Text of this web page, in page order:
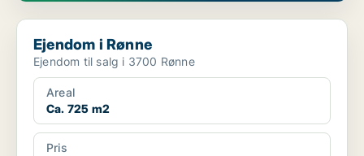
Ejendom i Rønne
Ejendom i Rønne
Ejendom til salg i 3700 Rønne
Areal
Ca. 725 m2
Pris